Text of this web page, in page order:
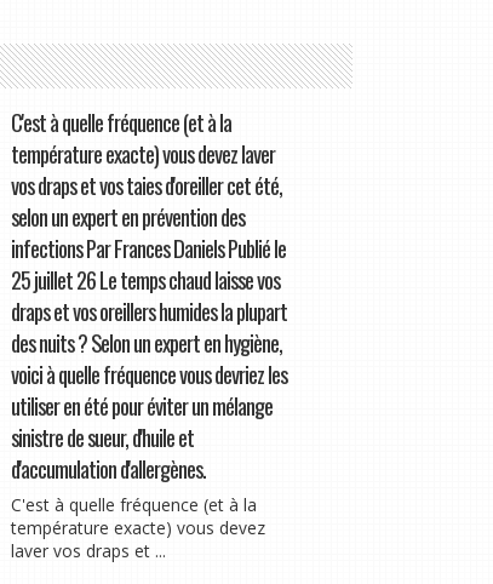
C'est à quelle fréquence (et à la
température exacte) vous devez laver
vos draps et vos taies d'oreiller cet été,
selon un expert en prévention des
infections Par Frances Daniels Publié le
25 juillet 26 Le temps chaud laisse vos
draps et vos oreillers humides la plupart
des nuits ? Selon un expert en hygiène,
voici à quelle fréquence vous devriez les
utiliser en été pour éviter un mélange
sinistre de sueur, d'huile et
d'accumulation d'allergènes.
C'est à quelle fréquence (et à la
température exacte) vous devez
laver vos draps et ...